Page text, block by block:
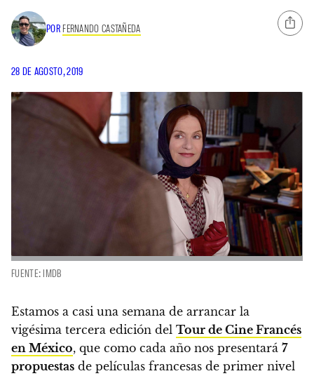
POR FERNANDO CASTAÑEDA
28 DE AGOSTO, 2019
FUENTE: IMDB
Estamos a casi una semana de arrancar la
vigésima tercera edición del Tour de Cine Francés
en México, que como cada año nos presentará 7
propuestas de películas francesas de primer nivel